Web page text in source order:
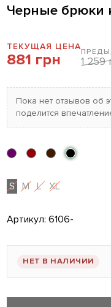
Черные брюки
ТЕКУЩАЯ ЦЕНА
881 грн 1 259
Пока нет отзывов об
поделится
S M L XL
Артикул:6106-
НЕТ В НАЛИЧИИ